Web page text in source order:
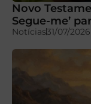
Novo
Segue-me’
Notícias31/07/2026